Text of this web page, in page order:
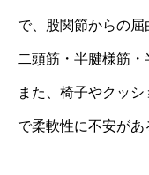
で、股関節からの
二頭筋・半腱様筋・
また、椅子やクッ
で柔軟性に不安があ